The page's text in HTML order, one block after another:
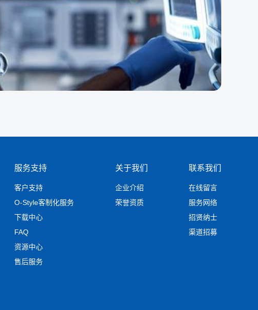
服务支持
客户支持
O-Style客制化服务
下载中心
FAQ
资源中心
售后服务
关于我们
企业介绍
荣誉资质
联系我们
在线留言
服务网络
招贤纳士
渠道招募